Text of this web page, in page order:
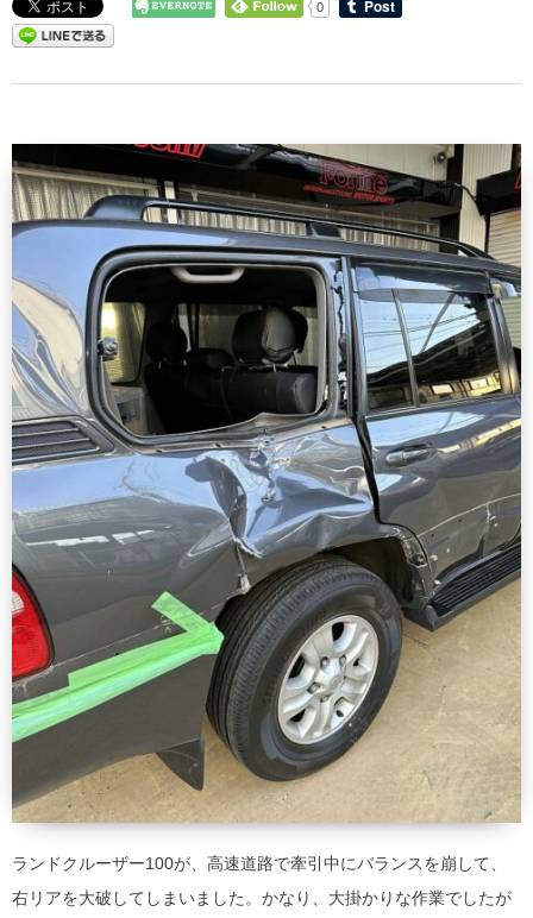
0
ランドクルーザー100が、高速道路で牽引中にバランスを崩して、
右リアを大破してしまいました。かなり、大掛かりな作業でしたが